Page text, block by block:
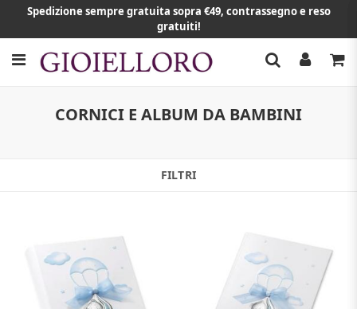
Spedizione sempre gratuita sopra €49, contrassegno e reso
gratuiti!
CORNICI E ALBUM DA BAMBINI
FILTRI